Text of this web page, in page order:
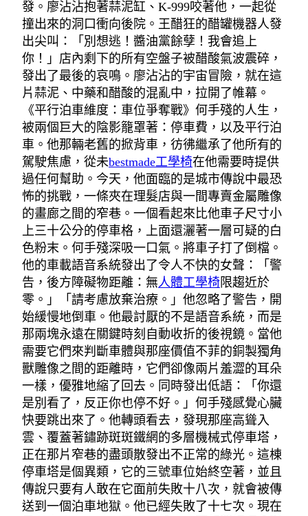
發。廖沾沾抱著蒜泥缸、K-999咬著他，一起從
撞出來的洞口衝向後院。王醋狂的醋罐機器人發
出尖叫：「別想逃！醬油黨餘孽！我會追上
你！」店內剩下的所有空盤子被醋酸氣波震碎，
發出了最後的哀鳴。廖沾沾的宇宙冒險，就在這
片蒜泥、中藥和醋酸的混亂中，拉開了帷幕。
《平行泊車維度：車位爭奪戰》何手殘的人生，
被兩個巨大的陰影籠罩著：停車費，以及平行泊
車。他那輛老舊的掀背車，彷彿繼承了他所有的
駕駛焦慮，從未bestmade工學椅在他需要時提供
過任何幫助。今天，他面臨的是城市傳說中最恐
怖的挑戰，一條夾在理髮店與一間專賣金屬雕像
的畫廊之間的窄巷。一個看起來比他車子尺寸小
上三十公分的停車格，上面還灑著一層可疑的白
色粉末。何手殘深吸一口氣。將車子打了倒檔。
他的車載語音系統發出了令人不快的女聲：「警
告，後方障礙物距離：無人體工學椅限趨近於
零。」「請考慮放棄治療。」他忽略了警告，開
始緩慢地倒車。他最討厭的不是語音系統，而是
那兩塊永遠在關鍵時刻自動收折的後視鏡。當他
需要它們來判斷車體與那座價值不菲的銅製獨角
獸雕像之間的距離時，它們卻像兩片羞澀的耳朵
一樣，優雅地縮了回去。同時發出低語：「你還
是別看了，反正你也停不好。」何手殘感覺心臟
快要跳出來了。他轉頭看去，發現那座高聳入
雲、覆蓋著鏽跡斑斑鐵網的多層機械式停車塔，
正在那片窄巷的盡頭散發出不正常的綠光。這棟
停車塔是個異類，它的三號車位始終空著，並且
傳說只要有人敢在它面前失敗十八次，就會被傳
送到一個泊車地獄。他已經失敗了十七次。現在